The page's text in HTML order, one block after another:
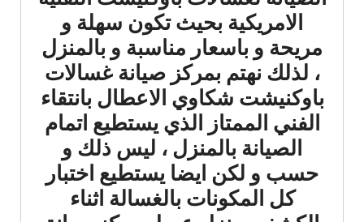
الامريكية بحيث تكون سهلة و
مريحة و باسعار مناسبة و بالمنزل
، لذلك نهتم بمركز صيانة غسالات
باوكنيشت شكاوي الاعطال بانتقاء
الفني الممتاز الذي يستطيع اتمام
الصيانة بالمنزل ، ليس ذلك و
حسب و لكن ايضا يستطيع اختبار
كل المكونات بالغسالة اثناء